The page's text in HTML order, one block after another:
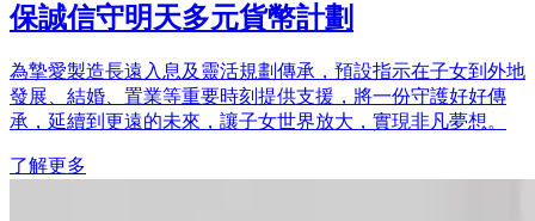
保誠信守明天多元貨幣計劃
為摯愛製造長遠入息及靈活規劃傳承，預設指示在子女到外地
發展、結婚、置業等重要時刻提供支援，將一份守護好好傳
承，延續到更遠的未來，讓子女世界放大，實現非凡夢想。
了解更多